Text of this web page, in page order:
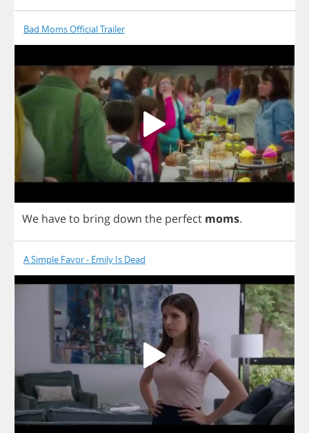
Bad Moms Official Trailer
We haveto bring down the perfect moms.
A Simple Favor - Emily Is Dead